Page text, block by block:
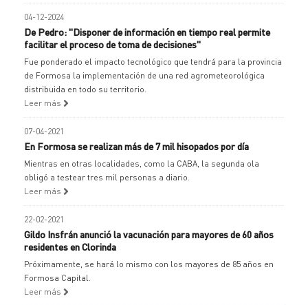
04-12-2024
De Pedro: "Disponer de información en tiempo real permite
facilitar el proceso de toma de decisiones"
Fue ponderado el impacto tecnológico que tendrá para la provincia
de Formosa la implementación de una red agrometeorológica
distribuida en todo su territorio.
Leer más
07-04-2021
En Formosa se realizan más de 7 mil hisopados por día
Mientras en otras localidades, como la CABA, la segunda ola
obligó a testear tres mil personas a diario.
Leer más
22-02-2021
Gildo Insfrán anunció la vacunación para mayores de 60 años
residentes en Clorinda
Próximamente, se hará lo mismo con los mayores de 85 años en
Formosa Capital.
Leer más